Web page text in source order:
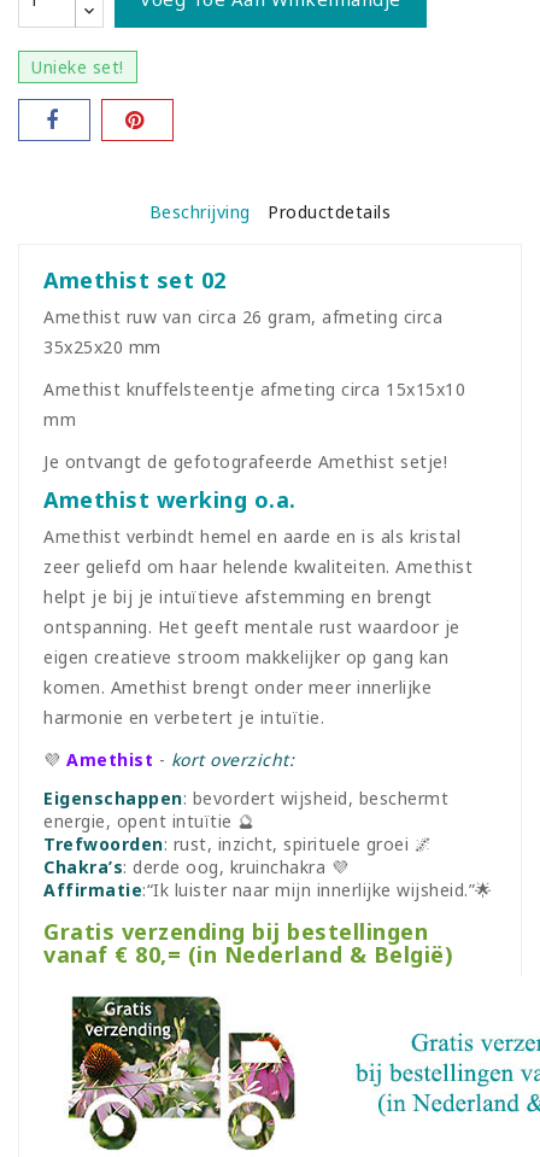
Unieke set!
Beschrijving Productdetails
Amethist set 02
Amethist ruw van circa 26 gram, afmeting circa
35x25x20 mm
Amethist knuffelsteentje afmeting circa 15x15x10
mm
Je ontvangt de gefotografeerde Amethist setje!
Amethist werking o.a.
Amethist verbindt hemel en aarde en is als kristal
zeer geliefd om haar helende kwaliteiten. Amethist
helpt je bij je intuïtieve afstemming en brengt
ontspanning. Het geeft mentale rust waardoor je
eigen creatieve stroom makkelijker op gang kan
komen. Amethist brengt onder meer innerlijke
harmonie en verbetert je intuïtie.
💜 Amethist - kort overzicht:
Eigenschappen: bevordert wijsheid, beschermt
energie, opent intuïtie 🔮
Trefwoorden: rust, inzicht, spirituele groei 🌌
Chakra’s: derde oog, kruinchakra 💜
Affirmatie:“Ik luister naar mijn innerlijke wijsheid.”🌟
Gratis verzending bij bestellingen
vanaf € 80,= (in Nederland & België)